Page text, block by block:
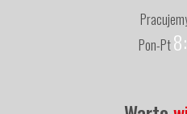
Pon-Pt